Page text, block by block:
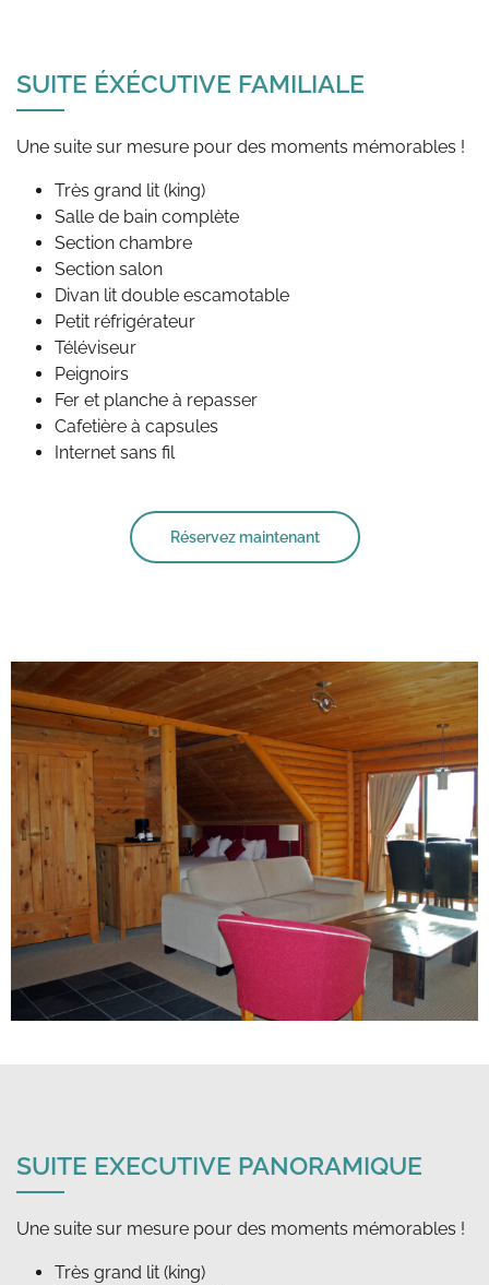
SUITE ÉXÉCUTIVE FAMILIALE
Très grand lit (king)
Salle de bain complète
Section chambre
Section salon
Divan lit double escamotable
Petit réfrigérateur
Téléviseur
Peignoirs
Fer et planche à repasser
Cafetière à capsules
Internet sans fil
Réservez maintenant
SUITE EXECUTIVE PANORAMIQUE
Très grand lit (king)